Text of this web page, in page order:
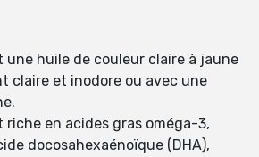
une huile de couleur claire à jaune
claire et inodore ou avec une
riche en acides gras oméga-3,
docosahexaénoïque (DHA),